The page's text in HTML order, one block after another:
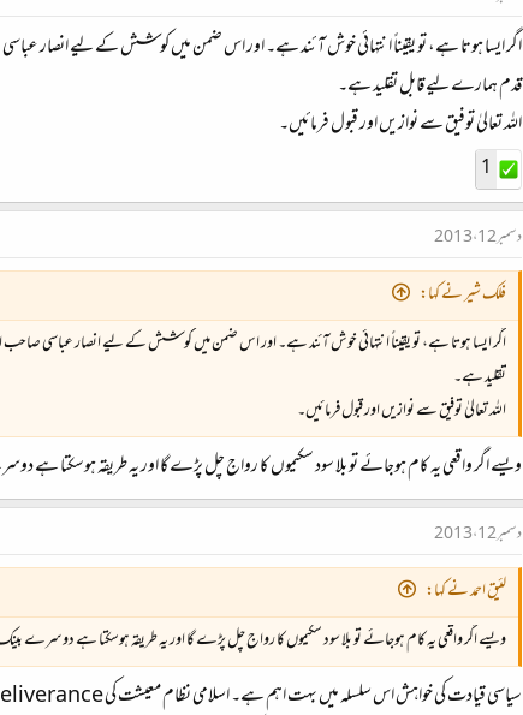
اگر ایسا ہوتا ہے، تو یقیناً انتہائی خوش آئند ہے۔ اور اس ضمن میں کوشش کے لیے انصار عباسی
قدم ہمارے لیے قابل تقلید ہے۔
اللہ تعالیٰ توفیق سے نوازیں اور قبول فرمائیں۔
1
دسمبر 12، 2013
فلک شیر نے کہا:
اگر ایسا ہوتا ہے، تو یقیناً انتہائی خوش آئند ہے۔ اور اس ضمن میں کوشش کے لیے انصار عباسی صاحب
تقلید ہے۔
اللہ تعالیٰ توفیق سے نوازیں اور قبول فرمائیں۔
ویسے اگر واقعی یہ کام ہوجائے تو بلا سود سکیموں کا رواج چل پڑے گا اور یہ طریقہ ہوسکتا ہے
دسمبر 12، 2013
لئیق احمد نے کہا:
ویسے اگر واقعی یہ کام ہوجائے تو بلا سود سکیموں کا رواج چل پڑے گا اور یہ طریقہ ہوسکتا ہے دوسرے